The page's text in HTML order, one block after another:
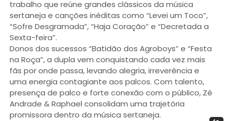
trabalho que reúne grandes clássicos da música
sertaneja e canções inéditas como “Levei um Toco”,
“Sofre Desgramada”, “Haja Coração” e “Decretada a
Sexta-feira”.
Donos dos sucessos “Batidão dos Agroboys” e “Festa
na Roça”, a dupla vem conquistando cada vez mais
fãs por onde passa, levando alegria, irreverência e
uma energia contagiante aos palcos. Com talento,
presença de palco e forte conexão com o público, Zé
Andrade & Raphael consolidam uma trajetória
promissora dentro da música sertaneja.